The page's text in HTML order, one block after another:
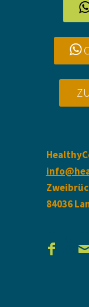
84036